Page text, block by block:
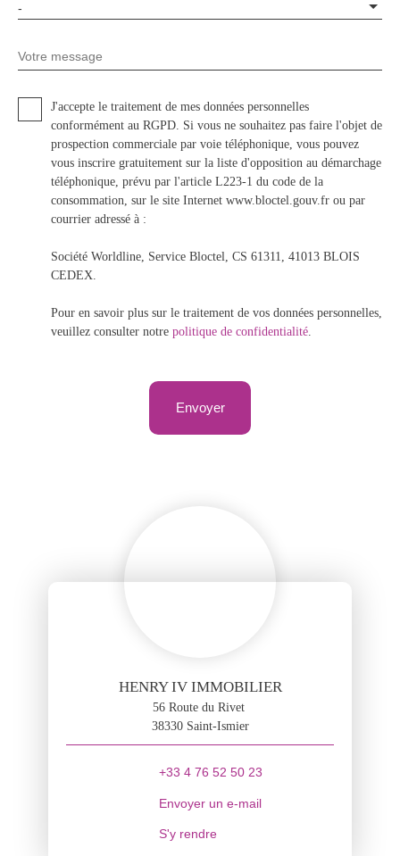
-
Votre message
J'accepte le traitement de mes données personnelles
conformément au RGPD. Si vous ne souhaitez pas faire l'objet de
prospection commerciale par voie téléphonique, vous pouvez
vous inscrire gratuitement sur la liste d'opposition au démarchage
téléphonique, prévu par l'article L223-1 du code de la
consommation, sur le site Internet www.bloctel.gouv.fr ou par
courrier adressé à :
Société Worldline, Service Bloctel, CS 61311, 41013 BLOIS
CEDEX.
Pour en savoir plus sur le traitement de vos données personnelles,
veuillez consulter notre politique de confidentialité.
Envoyer
HENRY IV IMMOBILIER
56 Route du Rivet
38330 Saint-Ismier
+33 4 76 52 50 23
Envoyer un e-mail
S'y rendre